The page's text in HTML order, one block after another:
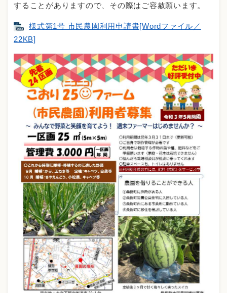
することがありますので、その際はご容赦願います。
様式第1号 市民農園利用申請書[Wordファイル／
22KB]